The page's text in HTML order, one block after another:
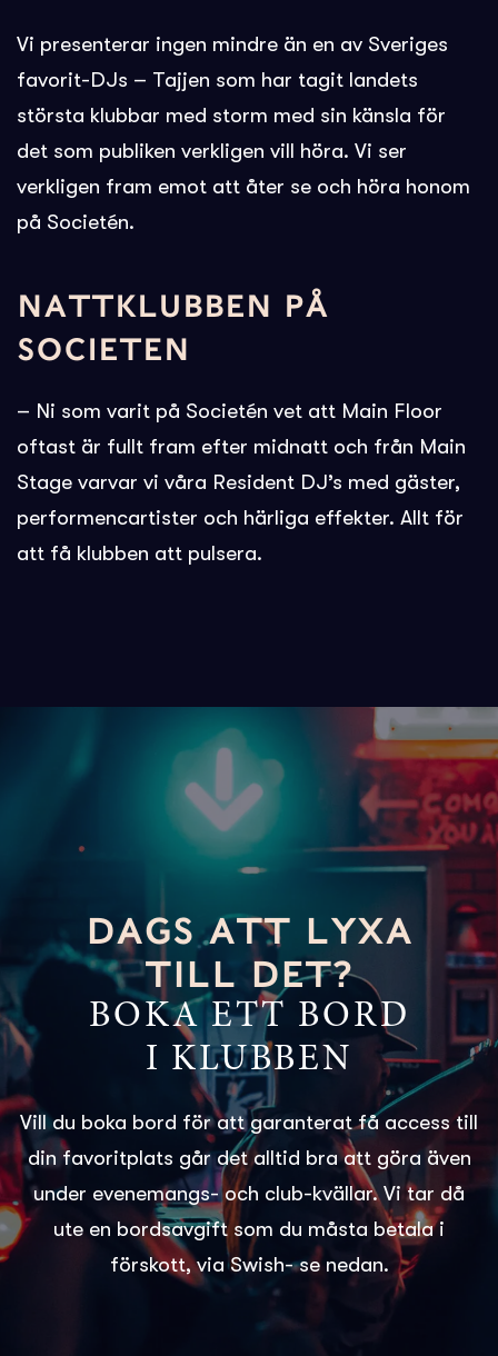
Vi presenterar ingen mindre än en av Sveriges
favorit-DJs – Tajjen som har tagit landets
största klubbar med storm med sin känsla för
det som publiken verkligen vill höra. Vi ser
verkligen fram emot att åter se och höra honom
på Societén.
NATTKLUBBEN PÅ
SOCIETEN
– Ni som varit på Societén vet att Main Floor
oftast är fullt fram efter midnatt och från Main
Stage varvar vi våra Resident DJ’s med gäster,
performencartister och härliga effekter. Allt för
att få klubben att pulsera.
DAGS ATT LYXA
TILL DET?
BOKA ETT BORD
I KLUBBEN
Vill du boka bord för att garanterat få access till
din favoritplats går det alltid bra att göra även
under evenemangs- och club-kvällar. Vi tar då
ute en bordsavgift som du måsta betala i
förskott, via Swish- se nedan.